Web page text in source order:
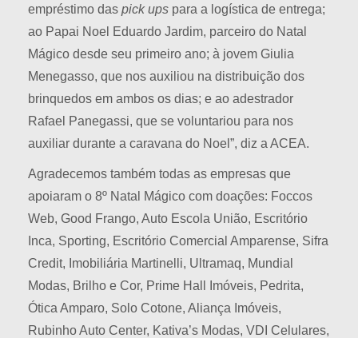
empréstimo das pick ups para a logística de entrega;
ao Papai Noel Eduardo Jardim, parceiro do Natal
Mágico desde seu primeiro ano; à jovem Giulia
Menegasso, que nos auxiliou na distribuição dos
brinquedos em ambos os dias; e ao adestrador
Rafael Panegassi, que se voluntariou para nos
auxiliar durante a caravana do Noel”, diz a ACEA.
Agradecemos também todas as empresas que
apoiaram o 8º Natal Mágico com doações: Foccos
Web, Good Frango, Auto Escola União, Escritório
Inca, Sporting, Escritório Comercial Amparense, Sifra
Credit, Imobiliária Martinelli, Ultramaq, Mundial
Modas, Brilho e Cor, Prime Hall Imóveis, Pedrita,
Ótica Amparo, Solo Cotone, Aliança Imóveis,
Rubinho Auto Center, Kativa’s Modas, VDI Celulares,